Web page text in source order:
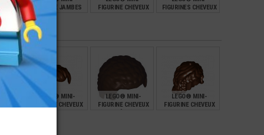
(1Z)
FIGURINE JAMBES
NINJAGO
FIGURINE CHEVEUX
FIGURINES CHEVEUX
LEGO® MINI-
FIGURINE CHEVEUX
LEGO® MINI-
FIGURINE CHEVEUX
LEGO® MINI-
FIGURINE CHEVEUX